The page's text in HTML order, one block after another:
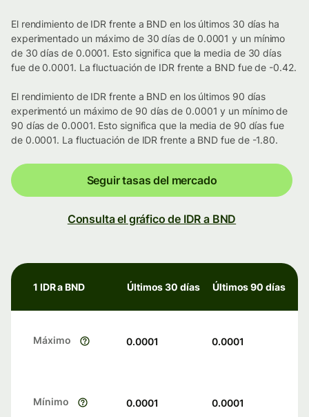
El rendimiento de IDR frente a BND en los últimos 30 días ha
experimentado un máximo de 30 días de 0.0001 y un mínimo
de 30 días de 0.0001. Esto significa que la media de 30 días
fue de 0.0001. La fluctuación de IDR frente a BND fue de -0.42.
El rendimiento de IDR frente a BND en los últimos 90 días
experimentó un máximo de 90 días de 0.0001 y un mínimo de
90 días de 0.0001. Esto significa que la media de 90 días fue
de 0.0001. La fluctuación de IDR frente a BND fue de -1.80.
Seguir tasas del mercado
Consulta el gráfico de IDR a BND
1 IDR a BND Últimos 30 días Últimos 90 días
Máximo 0.0001 0.0001
Mínimo 0.0001 0.0001